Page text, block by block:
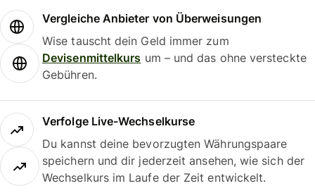
Vergleiche Anbieter von Überweisungen
Wise tauscht dein Geld immer zum
Devisenmittelkurs um – und das ohne versteckte
Gebühren.
Verfolge Live-Wechselkurse
Du kannst deine bevorzugten Währungspaare
speichern und dir jederzeit ansehen, wie sich der
Wechselkurs im Laufe der Zeit entwickelt.